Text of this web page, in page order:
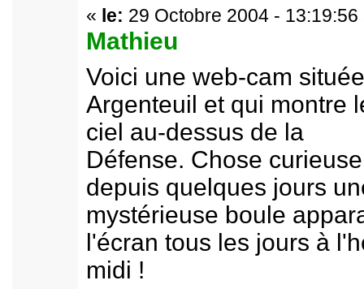
« le: 29 Octobre 2004 - 13:19:56
Mathieu
Voici une web-cam
Argenteuil et qui montre
ciel au-dessus de la
Défense. Chose
depuis quelques jours
mystérieuse boule
l'écran tous les jours à
midi !